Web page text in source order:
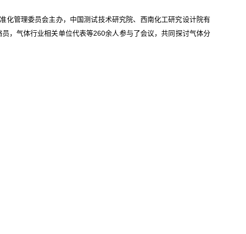
管理委员会主办，中国测试技术研究院、西南化工研究设计院有
，气体行业相关单位代表等260余人参与了会议，共同探讨气体分